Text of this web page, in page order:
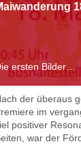
ersten Bilder…
der überaus
im
positiver
war der